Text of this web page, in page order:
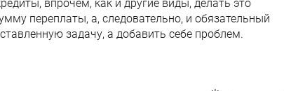
впрочем, как и другие виды, делать это
переплаты, а, следовательно, и обязательный
задачу, а добавить себе проблем.